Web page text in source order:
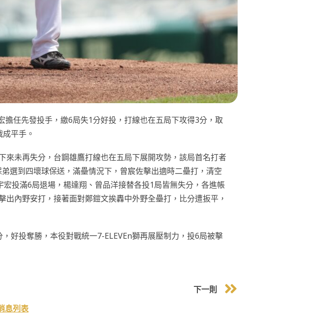
任先發投手，繳6局失1分好投，打線也在五局下攻得3分，取
平手。
未再失分，台鋼雄鷹打線也在五局下展開攻勢，該局首名打者
選到四壞球保送，滿壘情況下，曾宸佐擊出適時二壘打，清空
投滿6局退場，楊達翔、曾品洋接替各投1局皆無失分，各進帳
內野安打，接著面對鄭鎧文挨轟中外野全壘打，比分遭扳平，
好投奪勝，本役對戰統一7-ELEVEn獅再展壓制力，投6局被擊
下一則
息列表